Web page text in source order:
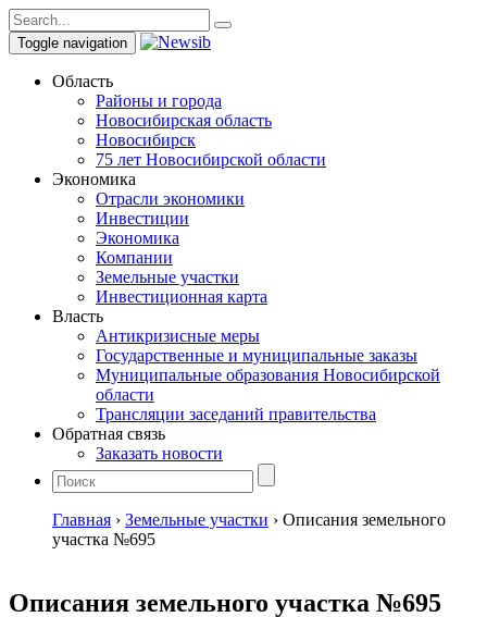
Toggle navigation
Область
Районы и города
Новосибирская область
Новосибирск
75 лет Новосибирской области
Экономика
Отрасли экономики
Инвестиции
Экономика
Компании
Земельные участки
Инвестиционная карта
Власть
Антикризисные меры
Государственные и муниципальные заказы
Муниципальные образования Новосибирской
области
Трансляции заседаний правительства
Обратная связь
Заказать новости
Главная › Земельные участки › Описания земельного
участка №695
Описания земельного участка №695